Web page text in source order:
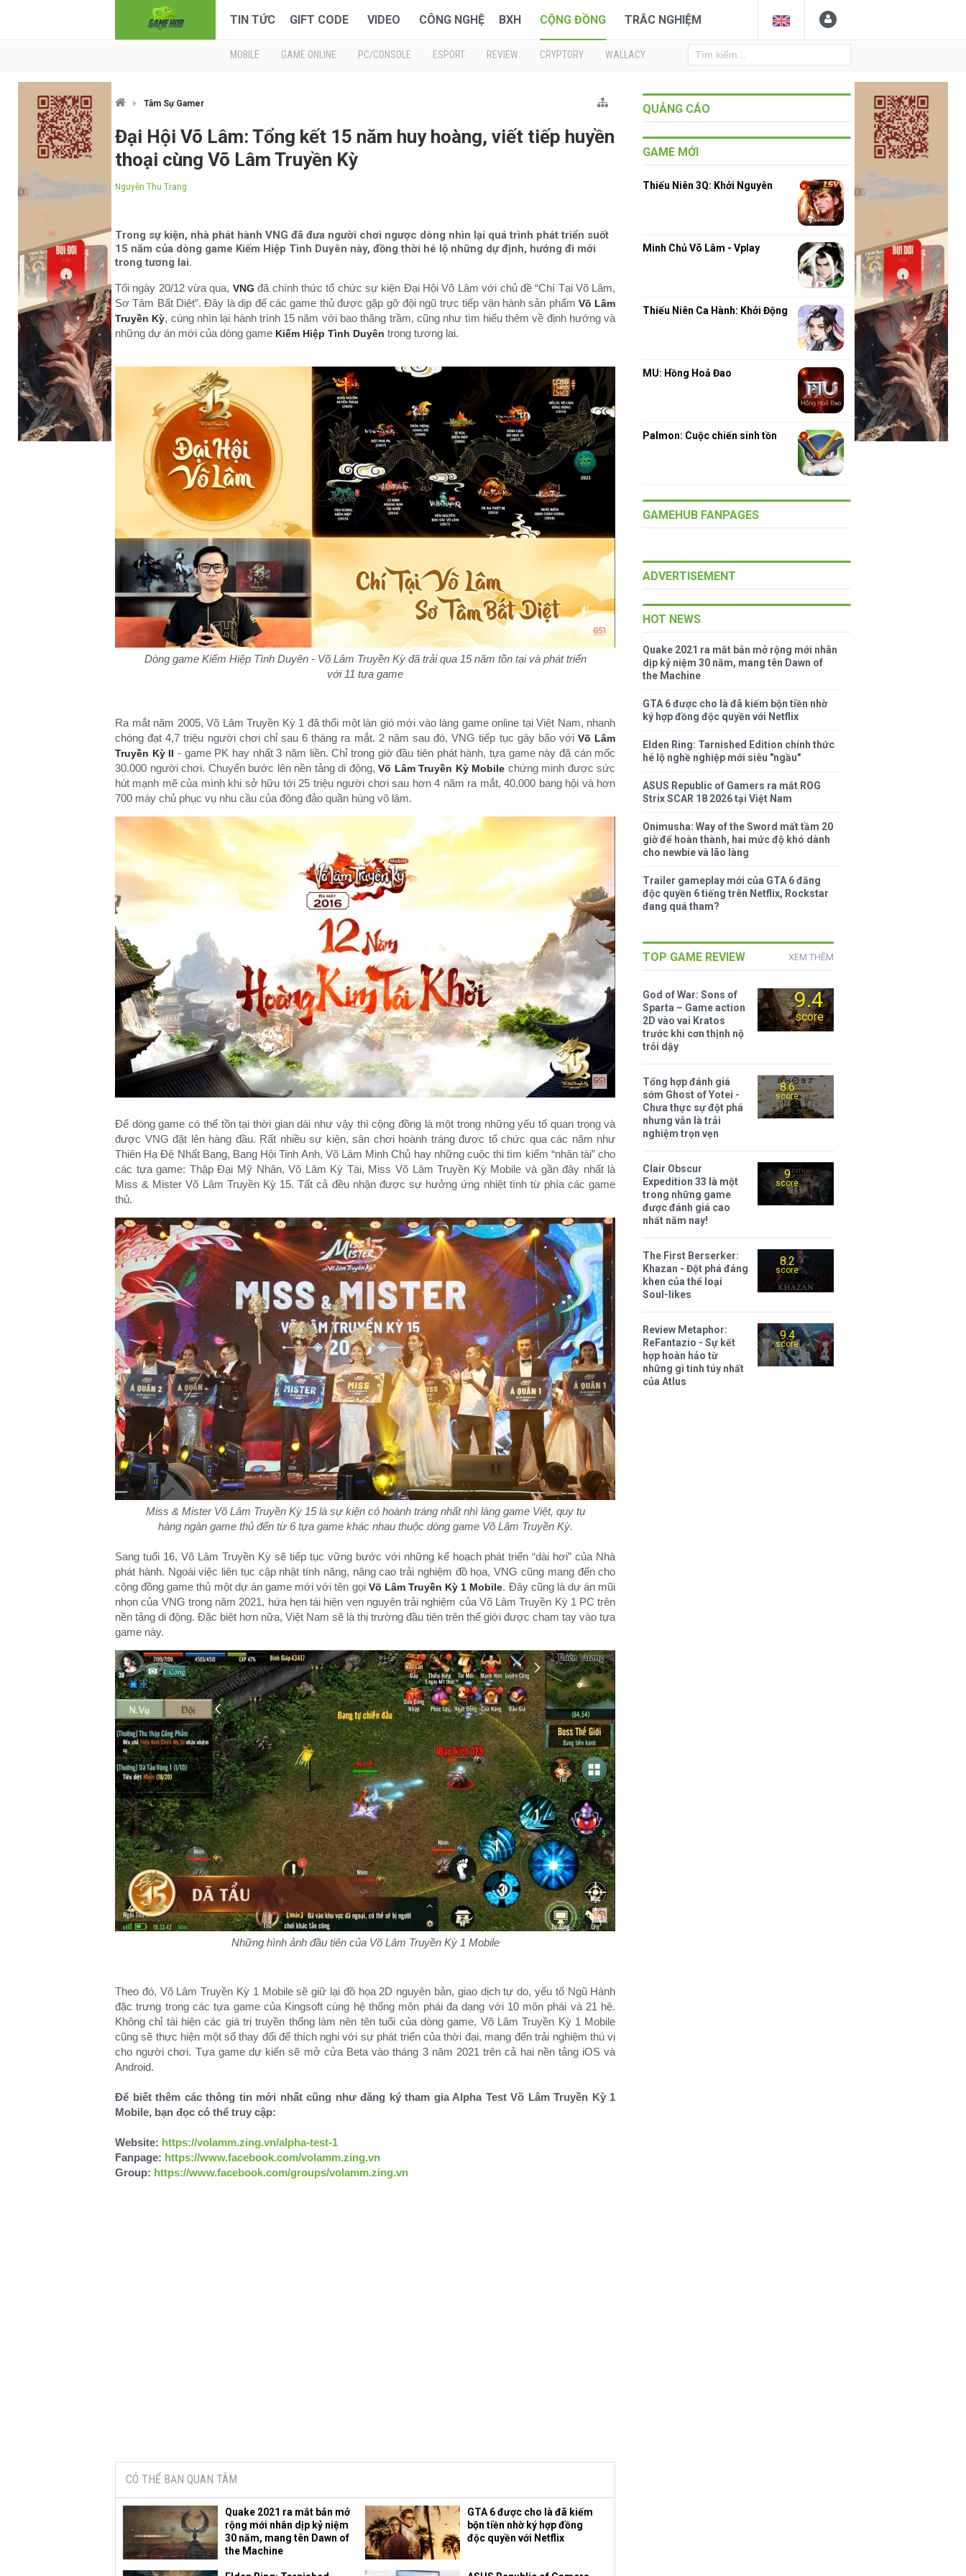
TIN TỨC GIFT CODE VIDEO CÔNG NGHỆ BXH CỘNG ĐỒNG TRẮC NGHIỆM
MOBILE GAME ONLINE PC/CONSOLE ESPORT REVIEW CRYPTORY WALLACY
Tâm Sự Gamer
Đại Hội Võ Lâm: Tổng kết 15 năm huy hoàng, viết tiếp huyền
thoại cùng Võ Lâm Truyền Kỳ
Nguyễn Thu Trang
Trong sự kiện, nhà phát hành VNG đã đưa người chơi ngược dòng nhìn lại quá trình phát triển suốt
15 năm của dòng game Kiếm Hiệp Tình Duyên này, đồng thời hé lộ những dự định, hướng đi mới
trong tương lai.
Tối ngày 20/12 vừa qua, VNG đã chính thức tổ chức sự kiện Đại Hội Võ Lâm với chủ đề “Chí Tại Võ Lâm,
Sơ Tâm Bất Diệt”. Đây là dịp để các game thủ được gặp gỡ đội ngũ trực tiếp vận hành sản phẩm Võ Lâm
Truyền Kỳ, cùng nhìn lại hành trình 15 năm với bao thăng trầm, cũng như tìm hiểu thêm về định hướng và
những dự án mới của dòng game Kiếm Hiệp Tình Duyên trong tương lai.
Dòng game Kiếm Hiệp Tình Duyên - Võ Lâm Truyền Kỳ đã trải qua 15 năm tồn tại và phát triển
với 11 tựa game
Ra mắt năm 2005, Võ Lâm Truyền Kỳ 1 đã thổi một làn gió mới vào làng game online tại Việt Nam, nhanh
chóng đạt 4,7 triệu người chơi chỉ sau 6 tháng ra mắt. 2 năm sau đó, VNG tiếp tục gây bão vớiVõ Lâm
Truyền Kỳ II - game PK hay nhất 3 năm liền. Chỉ trong giờ đầu tiên phát hành, tựa game này đã cán mốc
30.000 người chơi. Chuyển bước lên nền tảng di động,Võ Lâm Truyền Kỳ Mobile chứng minh được sức
hút mạnh mẽ của mình khi sở hữu tới 25 triệu người chơi sau hơn 4 năm ra mắt, 40.000 bang hội và hơn
700 máy chủ phục vụ nhu cầu của đông đảo quần hùng võ lâm.​
Để dòng game có thể tồn tại thời gian dài như vậy thì cộng đồng là một trong những yếu tố quan trọng và
được VNG đặt lên hàng đầu. Rất nhiều sự kiện, sân chơi hoành tráng được tổ chức qua các năm như
Thiên Hạ Đệ Nhất Bang, Bang Hội Tinh Anh, Võ Lâm Minh Chủ hay những cuộc thi tìm kiếm “nhân tài” cho
các tựa game: Thập Đại Mỹ Nhân, Võ Lâm Kỳ Tài, Miss Võ Lâm Truyền Kỳ Mobile và gần đây nhất là
Miss & Mister Võ Lâm Truyền Kỳ 15. Tất cả đều nhận được sự hưởng ứng nhiệt tình từ phía các game
thủ.​
Miss & Mister Võ Lâm Truyền Kỳ 15 là sự kiện có hoành tráng nhất nhì làng game Việt, quy tụ
hàng ngàn game thủ đến từ 6 tựa game khác nhau thuộc dòng game Võ Lâm Truyền Kỳ.
Sang tuổi 16, Võ Lâm Truyền Kỳ sẽ tiếp tục vững bước với những kế hoạch phát triển “dài hơi” của Nhà
phát hành. Ngoài việc liên tục cập nhật tính năng, nâng cao trải nghiệm đồ họa, VNG cũng mang đến cho
cộng đồng game thủ một dự án game mới với tên gọi Võ Lâm Truyền Kỳ 1 Mobile. Đây cũng là dự án mũi
nhọn của VNG trong năm 2021, hứa hẹn tái hiện vẹn nguyên trải nghiệm của Võ Lâm Truyền Kỳ 1 PC trên
nền tảng di động. Đặc biệt hơn nữa, Việt Nam sẽ là thị trường đầu tiên trên thế giới được chạm tay vào tựa
game này.​
Những hình ảnh đầu tiên của Võ Lâm Truyền Kỳ 1 Mobile
Theo đó, Võ Lâm Truyền Kỳ 1 Mobile sẽ giữ lại đồ họa 2D nguyên bản, giao dịch tự do, yếu tố Ngũ Hành
đặc trưng trong các tựa game của Kingsoft cùng hệ thống môn phái đa dạng với 10 môn phái và 21 hệ.
Không chỉ tái hiện các giá trị truyền thống làm nên tên tuổi của dòng game, Võ Lâm Truyền Kỳ 1 Mobile
cũng sẽ thực hiện một số thay đổi để thích nghi với sự phát triển của thời đại, mang đến trải nghiệm thú vị
cho người chơi. Tựa game dự kiến sẽ mở cửa Beta vào tháng 3 năm 2021 trên cả hai nền tảng iOS và
Android.
Để biết thêm các thông tin mới nhất cũng như đăng ký tham gia Alpha Test Võ Lâm Truyền Kỳ 1
Mobile, bạn đọc có thể truy cập:
Website: https://volamm.zing.vn/alpha-test-1
Fanpage: https://www.facebook.com/volamm.zing.vn
Group: https://www.facebook.com/groups/volamm.zing.vn
CÓ THỂ BẠN QUAN TÂM
Quake 2021 ra mắt bản mở
rộng mới nhân dịp kỷ niệm
30 năm, mang tên Dawn of
the Machine
GTA 6 được cho là đã kiếm
bộn tiền nhờ ký hợp đồng
độc quyền với Netflix
QUẢNG CÁO
GAME MỚI
Thiếu Niên 3Q: Khởi Nguyên
Minh Chủ Võ Lâm - Vplay
Thiếu Niên Ca Hành: Khởi Động
MU: Hồng Hoả Đao
Palmon: Cuộc chiến sinh tồn
GAMEHUB FANPAGES
ADVERTISEMENT
HOT NEWS
Quake 2021 ra mắt bản mở rộng mới nhân
dịp kỷ niệm 30 năm, mang tên Dawn of
the Machine
GTA 6 được cho là đã kiếm bộn tiền nhờ
ký hợp đồng độc quyền với Netflix
Elden Ring: Tarnished Edition chính thức
hé lộ nghề nghiệp mới siêu "ngầu"
ASUS Republic of Gamers ra mắt ROG
Strix SCAR 18 2026 tại Việt Nam
Onimusha: Way of the Sword mất tầm 20
giờ để hoàn thành, hai mức độ khó dành
cho newbie và lão làng
Trailer gameplay mới của GTA 6 đăng
độc quyền 6 tiếng trên Netflix, Rockstar
đang quá tham?
TOP GAME REVIEW XEM THÊM
9.4
score
God of War: Sons of
Sparta – Game action
2D vào vai Kratos
trước khi cơn thịnh nộ
trỗi dậy
8.6
score
Tổng hợp đánh giá
sớm Ghost of Yotei -
Chưa thực sự đột phá
nhưng vẫn là trải
nghiệm trọn vẹn
9
score
Clair Obscur
Expedition 33 là một
trong những game
được đánh giá cao
nhất năm nay!
8.2
score
The First Berserker:
Khazan - Đột phá đáng
khen của thể loại
Soul-likes
9.4
score
Review Metaphor:
ReFantazio - Sự kết
hợp hoàn hảo từ
những gì tinh túy nhất
của Atlus